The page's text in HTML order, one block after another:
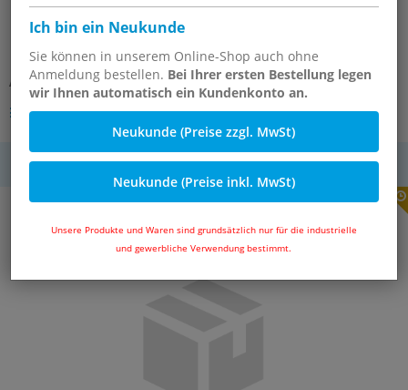
Ich bin ein Neukunde
Sie können in unserem Online-Shop auch ohne
Anmeldung bestellen. Bei Ihrer ersten Bestellung legen
wir Ihnen automatisch ein Kundenkonto an.
Neukunde (Preise zzgl. MwSt)
Neukunde (Preise inkl. MwSt)
Unsere Produkte und Waren sind grundsätzlich nur für die industrielle
und gewerbliche Verwendung bestimmt.
R18-C00-RNXD/004
DruckreglerR18.MitRuckmeld
Artikelnummer: OT-IMI129124
Andere Varianten des Artikels
MwSt.